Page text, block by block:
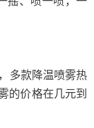
多款降温喷雾热
的价格在几元到